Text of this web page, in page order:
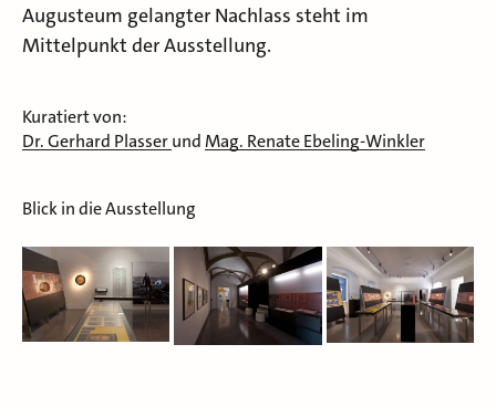
Augusteum gelangter Nachlass steht im
Mittelpunkt der Ausstellung.
Kuratiert von:
Dr. Gerhard PlasserundMag. Renate Ebeling-Winkler
Blick in die Ausstellung